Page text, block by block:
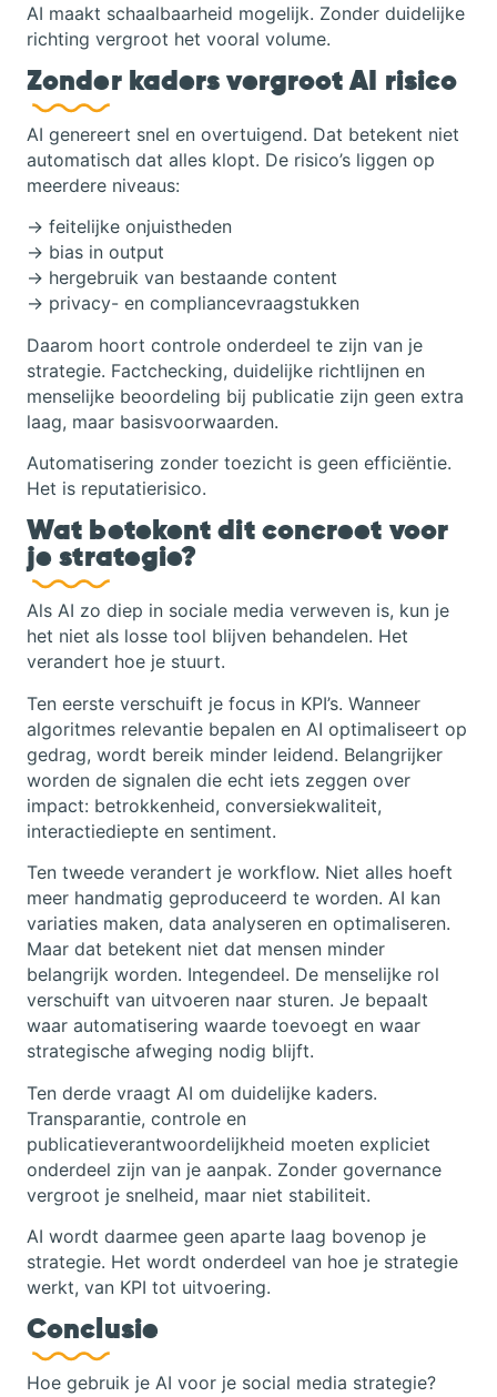
AI maakt schaalbaarheid mogelijk. Zonder duidelijke
richting vergroot het vooral volume.
Zonder kaders vergroot AI risico
AI genereert snel en overtuigend. Dat betekent niet
automatisch dat alles klopt. De risico’s liggen op
meerdere niveaus:
→ feitelijke onjuistheden
→ bias in output
→ hergebruik van bestaande content
→ privacy- en compliancevraagstukken
Daarom hoort controle onderdeel te zijn van je
strategie. Factchecking, duidelijke richtlijnen en
menselijke beoordeling bij publicatie zijn geen extra
laag, maar basisvoorwaarden.
Automatisering zonder toezicht is geen efficiëntie.
Het is reputatierisico.
Wat betekent dit concreet voor
je strategie?
Als AI zo diep in sociale media verweven is, kun je
het niet als losse tool blijven behandelen. Het
verandert hoe je stuurt.
Ten eerste verschuift je focus in KPI’s. Wanneer
algoritmes relevantie bepalen en AI optimaliseert op
gedrag, wordt bereik minder leidend. Belangrijker
worden de signalen die echt iets zeggen over
impact: betrokkenheid, conversiekwaliteit,
interactiediepte en sentiment.
Ten tweede verandert je workflow. Niet alles hoeft
meer handmatig geproduceerd te worden. AI kan
variaties maken, data analyseren en optimaliseren.
Maar dat betekent niet dat mensen minder
belangrijk worden. Integendeel. De menselijke rol
verschuift van uitvoeren naar sturen. Je bepaalt
waar automatisering waarde toevoegt en waar
strategische afweging nodig blijft.
Ten derde vraagt AI om duidelijke kaders.
Transparantie, controle en
publicatieverantwoordelijkheid moeten expliciet
onderdeel zijn van je aanpak. Zonder governance
vergroot je snelheid, maar niet stabiliteit.
AI wordt daarmee geen aparte laag bovenop je
strategie. Het wordt onderdeel van hoe je strategie
werkt, van KPI tot uitvoering.
Conclusie
Hoe gebruik je AI voor je social media strategie?